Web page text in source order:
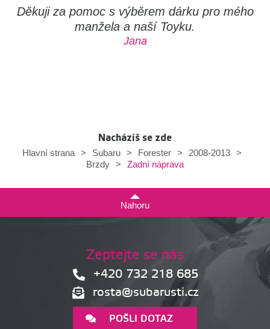
Děkuji za pomoc s výběrem dárku pro mého
manžela a naší Toyku.
Jana
Nacházíš se zde
Hlavní strana > Subaru > Forester > 2008-2013 >
Brzdy > Zadní náprava
Nahoru
Zeptejte se nás
+420 732 218 685
rosta@subarusti.cz
POŠLI DOTAZ